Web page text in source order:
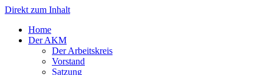
Direkt zum Inhalt
Home
Der AKM
Der Arbeitskreis
Vorstand
Satzung